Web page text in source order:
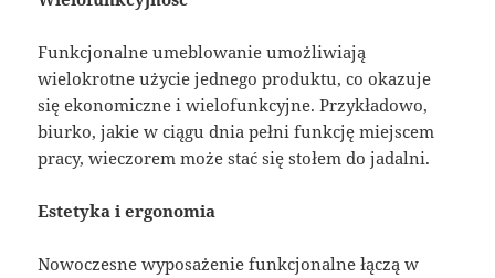
Funkcjonalne umeblowanie umożliwiają
wielokrotne użycie jednego produktu, co okazuje
się ekonomiczne i wielofunkcyjne. Przykładowo,
biurko, jakie w ciągu dnia pełni funkcję miejscem
pracy, wieczorem może stać się stołem do jadalni.
Estetyka i ergonomia
Nowoczesne wyposażenie funkcjonalne łączą w